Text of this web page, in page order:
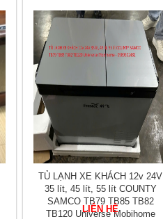
TỦ LẠNH XE KHÁCH 12v 24V
35 lít, 45 lít, 55 lít COUNTY
SAMCO TB79 TB85 TB82
TB120 Universe Mobihome
LIÊN HỆ